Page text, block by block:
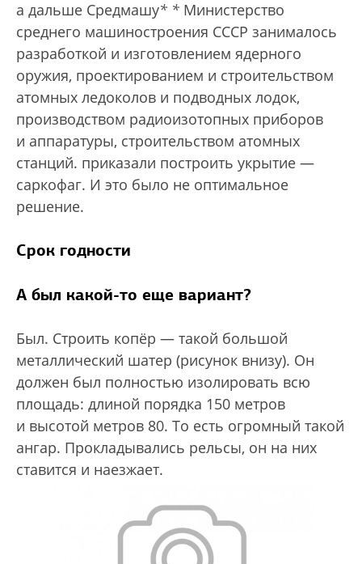
а дальше Средмашу* * Министерство
среднего машиностроения СССР занималось
разработкой и изготовлением ядерного
оружия, проектированием и строительством
атомных ледоколов и подводных лодок,
производством радиоизотопных приборов
и аппаратуры, строительством атомных
станций. приказали построить укрытие —
саркофаг. И это было не оптимальное
решение.
Срок годности
А был какой-то еще вариант?
Был. Строить копёр — такой большой
металлический шатер (рисунок внизу). Он
должен был полностью изолировать всю
площадь: длиной порядка 150 метров
и высотой метров 80. То есть огромный такой
ангар. Прокладывались рельсы, он на них
ставится и наезжает.